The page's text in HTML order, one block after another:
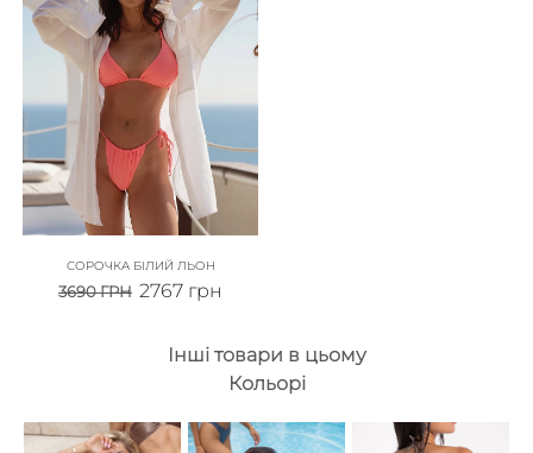
СОРОЧКА БІЛИЙ ЛЬОН
3690ГРН 2767 грн
Інші товари в цьому
Кольорі